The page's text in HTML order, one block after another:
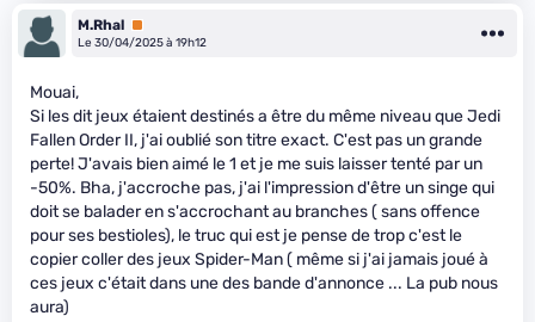
M.Rhal Premium
Le 30/04/2025 à 19h12
Mouai,
Si les dit jeux étaient destinés a être du même niveau que Jedi
Fallen Order II, j'ai oublié son titre exact. C'est pas un grande
perte! J'avais bien aimé le 1 et je me suis laisser tenté par un
-50%. Bha, j'accroche pas, j'ai l'impression d'être un singe qui
doit se balader en s'accrochant au branches ( sans offence
pour ses bestioles), le truc qui est je pense de trop c'est le
copier coller des jeux Spider-Man ( même si j'ai jamais joué à
ces jeux c'était dans une des bande d'annonce ... La pub nous
aura)